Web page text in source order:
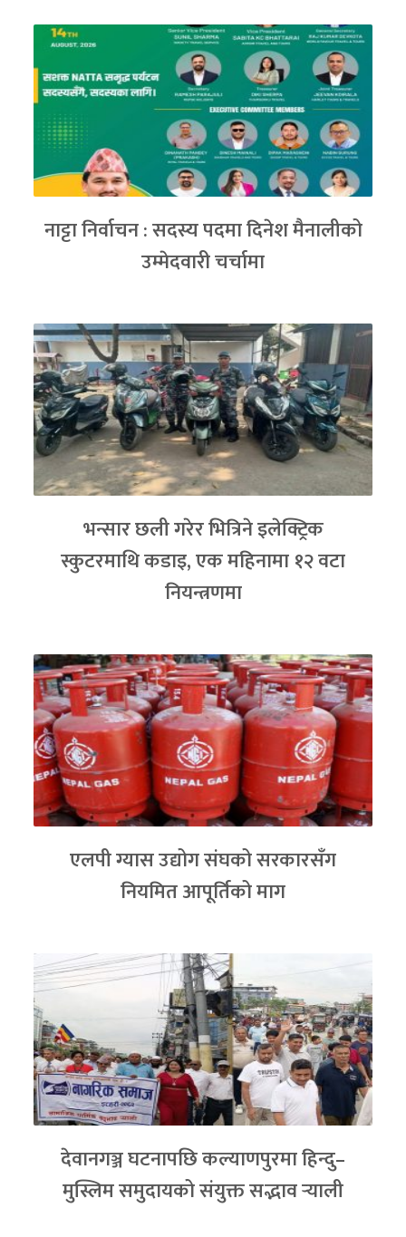
नाट्टा निर्वाचन : सदस्य पदमा दिनेश मैनालीको
उम्मेदवारी चर्चामा
भन्सार छली गरेर भित्रिने इलेक्ट्रिक
स्कुटरमाथि कडाइ, एक महिनामा १२ वटा
नियन्त्रणमा
एलपी ग्यास उद्योग संघको सरकारसँग
नियमित आपूर्तिको माग
देवानगञ्ज घटनापछि कल्याणपुरमा हिन्दु–
मुस्लिम समुदायको संयुक्त सद्भाव र्‍याली